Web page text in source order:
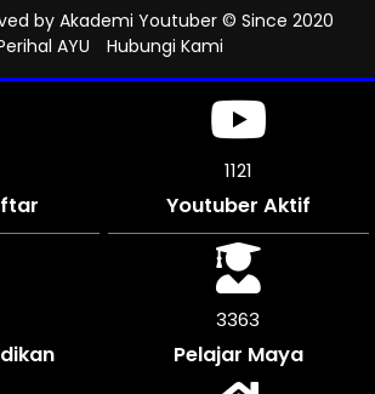
by Akademi Youtuber © Since 2020
AYU
Hubungi Kami
1289
Youtuber Aktif
3864
Pelajar Maya